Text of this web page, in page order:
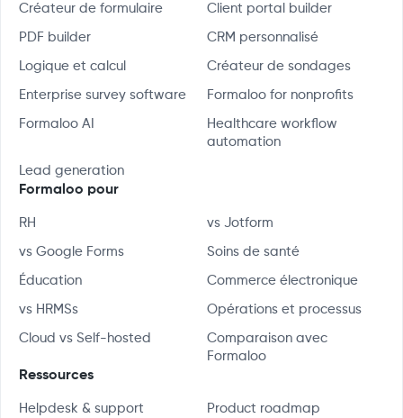
Créateur de formulaire Client portal builder
PDF builder CRM personnalisé
Logique et calcul Créateur de sondages
Enterprise survey software Formaloo for nonprofits
Formaloo AI
Healthcare workflow
automation
Lead generation
Formaloo pour
RH vs Jotform
vs Google Forms Soins de santé
Éducation Commerce électronique
vs HRMSs Opérations et processus
Cloud vs Self-hosted
Comparaison avec
Formaloo
Ressources
Helpdesk & support Product roadmap